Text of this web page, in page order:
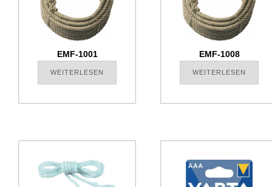
EMF-1001
WEITERLESEN
EMF-1008
WEITERLESEN